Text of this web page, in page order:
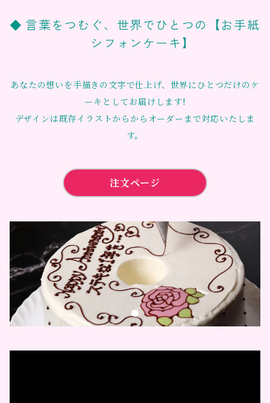
言葉をつむぐ、世界でひとつの【お手紙
シフォンケーキ】
あなたの想いを手描きの文字で仕上げ、世界にひとつだけのケ
ーキとしてお届けします!
デザインは既存イラストからからオーダーまで対応いたしま
す。
注文ページ